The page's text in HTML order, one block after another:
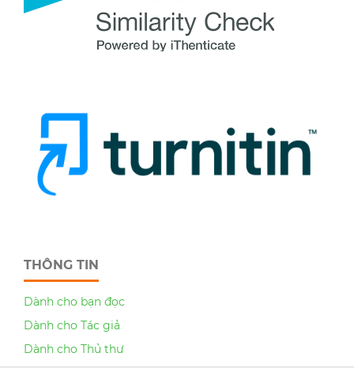
THÔNG TIN
Dành cho bạn đọc
Dành cho Tác giả
Dành cho Thủ thư